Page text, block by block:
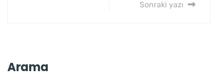
Sonraki yazı
Arama